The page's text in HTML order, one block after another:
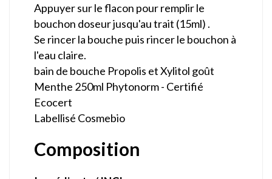
Appuyer sur le flacon pour remplir le
bouchon doseur jusqu'au trait (15ml) .
Se rincer la bouche puis rincer le bouchon à
l'eau claire.
bain de bouche Propolis et Xylitol goût
Menthe 250ml Phytonorm- Certifié
Ecocert
Labellisé Cosmebio
Composition